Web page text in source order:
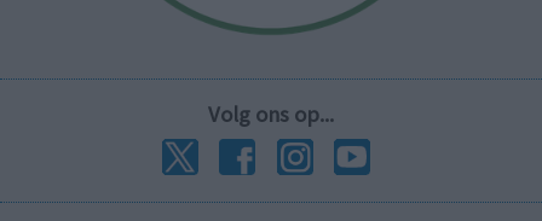
Volg ons op...